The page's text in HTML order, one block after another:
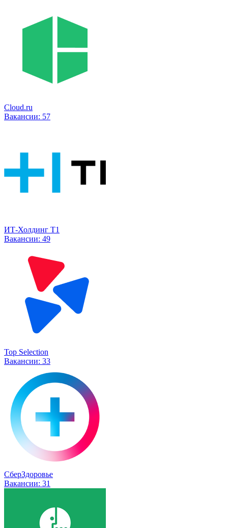
Cloud.ru
Вакансии: 57
ИТ-Холдинг Т1
Вакансии: 49
Top Selection
Вакансии: 33
СберЗдоровье
Вакансии: 31